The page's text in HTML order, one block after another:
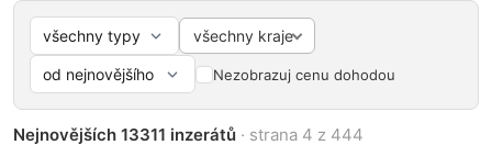
všechny kraje
Nezobrazuj cenu dohodou
Nejnovějších 13311 inzerátů · strana 4 z 444